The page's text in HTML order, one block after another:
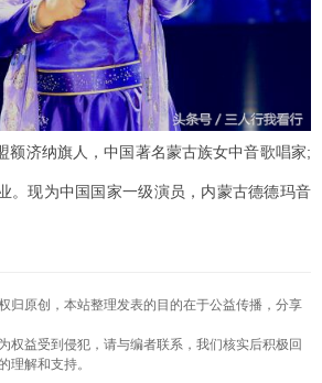
额济纳旗人，中国著名蒙古族女中音歌唱家;
。现为中国国家一级演员，内蒙古德德玛音
归原创，本站整理发表的目的在于公益传播，分享
权益受到侵犯，请与编者联系，我们核实后积极回
理解和支持。